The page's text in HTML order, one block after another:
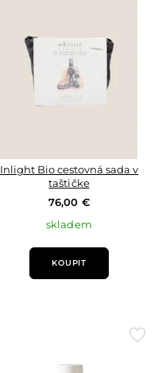
Inlight Bio cestovná sada v
taštičke
76,00 €
skladem
KOUPIT